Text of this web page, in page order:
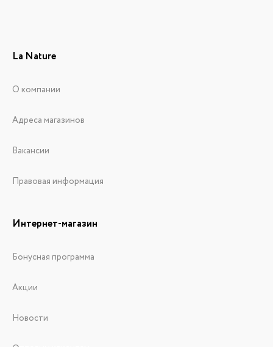
La Nature
О компании
Адреса магазинов
Вакансии
Правовая информация
Интернет-магазин
Бонусная программа
Акции
Новости